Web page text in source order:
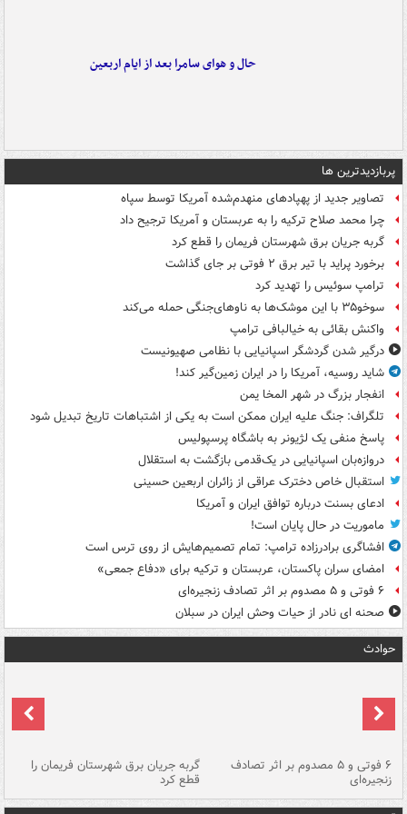
حال و هوای سامرا بعد از ایام اربعین
پربازدیدترین ها
تصاویر جدید از پهپادهای منهدم‌شده آمریکا توسط سپاه
چرا محمد صلاح ترکیه را به عربستان و آمریکا ترجیح داد
گربه جریان برق شهرستان فریمان را قطع کرد
برخورد پراید با تیر برق ۲ فوتی بر جای گذاشت
ترامپ سوئیس را تهدید کرد
سوخو۳۵ با این موشک‌ها به ناوهای‌جنگی حمله می‌کند
واکنش بقائی به خیالبافی ترامپ
درگیر شدن گردشگر اسپانیایی با نظامی صهیونیست
شاید روسیه، آمریکا را در ایران زمین‌گیر کند!
انفجار بزرگ در شهر المخا یمن
تلگراف: جنگ علیه ایران ممکن است به یکی از اشتباهات تاریخ تبدیل شود
پاسخ منفی یک لژیونر به باشگاه پرسپولیس
دروازه‌بان اسپانیایی در یک‌قدمی بازگشت به استقلال
استقبال خاص دخترک عراقی از زائران اربعین حسینی
ادعای بسنت درباره توافق ایران و آمریکا
ماموریت در حال پایان است!
افشاگری برادرزاده ترامپ: تمام تصمیم‌هایش از روی ترس است
امضای سران پاکستان، عربستان و ترکیه برای «دفاع جمعی»
۶ فوتی و ۵ مصدوم بر اثر تصادف زنجیره‌ای
صحنه ای نادر از حیات وحش ایران در سبلان
حوادث
۶ فوتی و ۵ مصدوم بر اثر تصادف
زنجیره‌ای
گربه جریان برق شهرستان فریمان را
قطع کرد